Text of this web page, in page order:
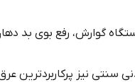
گوارش، رفع بوی بد
سنتی نیز